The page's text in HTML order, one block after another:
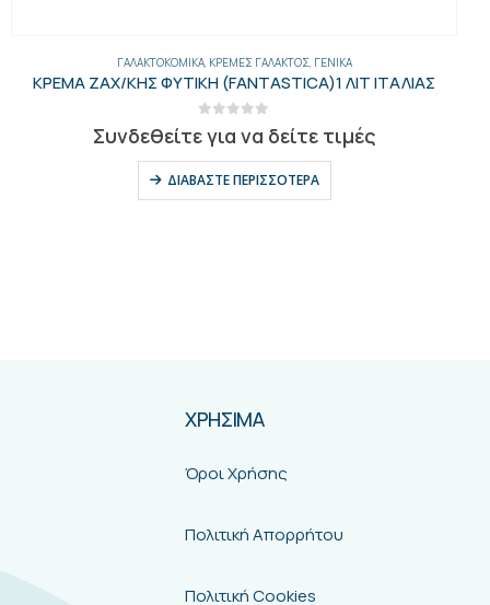
ΓΑΛΑΚΤΟΚΟΜΙΚΆ, ΚΡΈΜΕΣ ΓΆΛΑΚΤΟΣ, ΓΕΝΙΚΑ
ΚΡΕΜΑ ΖΑΧ/ΚΗΣ ΦΥΤΙΚΗ (FANTASTICA)1 ΛΙΤ ΙΤΑΛΙΑΣ
Συνδεθείτε για να δείτε τιμές
ΔΙΑΒΆΣΤΕ ΠΕΡΙΣΣΌΤΕΡΑ
ΧΡΗΣΙΜΑ
Όροι Χρήσης
Πολιτική Απορρήτου
Πολιτική Cookies